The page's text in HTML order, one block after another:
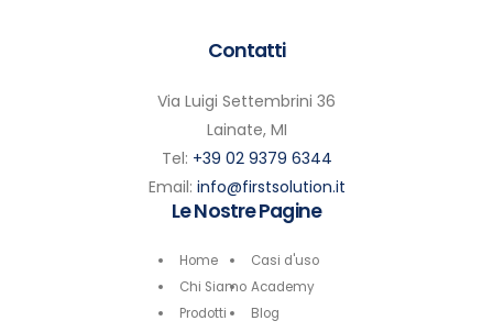
Contatti
Via Luigi Settembrini 36
Lainate, MI
Tel: +39 02 9379 6344
Email: info@firstsolution.it
Le Nostre Pagine
Home
Chi Siamo
Prodotti
Casi d'uso
Academy
Blog